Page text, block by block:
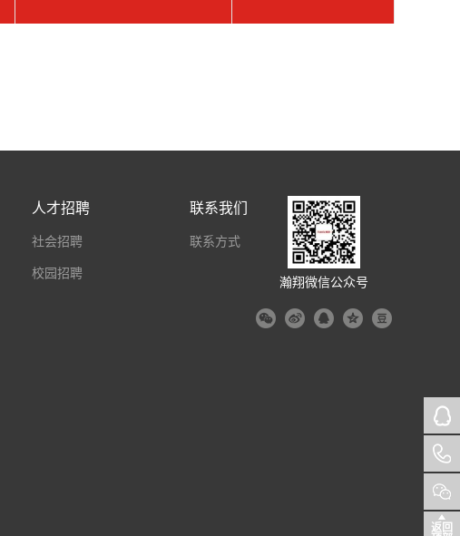
瀚翔微信公众号
人才招聘
社会招聘
校园招聘
联系我们
联系方式
返回